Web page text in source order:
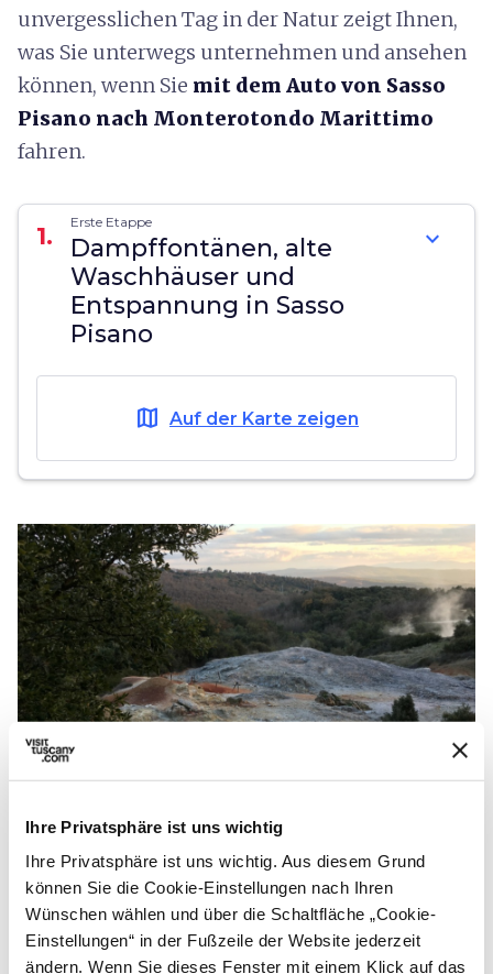
Ihre Privatsphäre ist uns wichtig
Ihre Privatsphäre ist uns wichtig. Aus diesem Grund
können Sie die Cookie-Einstellungen nach Ihren
Wünschen wählen und über die Schaltfläche „Cookie-
Einstellungen“ in der Fußzeile der Website jederzeit
ändern. Wenn Sie dieses Fenster mit einem Klick auf das
unvergesslichen Tag in der Natur zeigt Ihnen,
was Sie unterwegs unternehmen und ansehen
können, wenn Sie mit dem Auto von Sasso
Pisano nach Monterotondo Marittimo
fahren.
1. Erste Etappe
Dampffontänen, alte
Waschhäuser und
Entspannung in Sasso
Pisano
expand_more
map Auf der Karte zeigen
Mancini
chevron_left
2. Zweite Etappe
expand_more